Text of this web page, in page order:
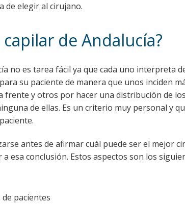
de elegir al cirujano.
de Andalucía?
no es tarea fácil ya que cada uno interpreta
su paciente de manera que unos inciden
frente y otros por hacer una distribución de
de ellas. Es un criterio muy personal y
antes de afirmar cuál puede ser el mejor
esa conclusión. Estos aspectos son los
pacientes